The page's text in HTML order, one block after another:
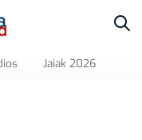
Jaiak 2026